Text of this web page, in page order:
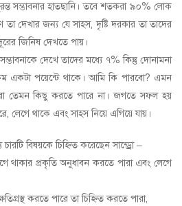
সম্ভাবনার হাতছানি। তবে শতকরা ৯০% লোক
তা দেখার জন্য যে সাহস, দৃষ্টি দরকার তা তাদের
জিনিষ দেখতে পায়।
দেখে তাদের মধ্যে ৭% কিন্তু দোনামনা
একটা পয়েন্টে থাকে। আমি কি পারবো? এমন
তেমন কিছু করতে পারে না। জগতে সফল হয়
লেগে থাকে এবং সাহস নিয়ে এগিয়ে যায়।
বিষয়কে চিহ্নিত করেছেন সান্ড্রো –
থাকার প্রকৃতি অনুধাবন করতে পারা এবং লেগে
করতে পারে তা চিহ্নিত করতে পারা,